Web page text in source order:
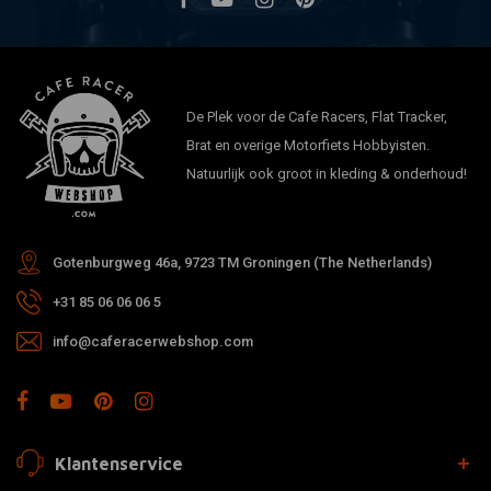
De bij de levering inbegrepen weerstand is ontworpen voor de R nineT
(2014), maar kan ook geschikt zijn voor andere automodellen.
Door deze weerstand wordt de foutmelding van het parkeerlicht
voorkomen.
1.
Specificaties:
Type
koplampen
Lens
getint
De Plek voor de Cafe Racers, Flat Tracker,
Brat en overige Motorfiets Hobbyisten.
Natuurlijk ook groot in kleding & onderhoud!
Gotenburgweg 46a, 9723 TM Groningen (The Netherlands)
+31 85 06 06 06 5
info@caferacerwebshop.com
Klantenservice